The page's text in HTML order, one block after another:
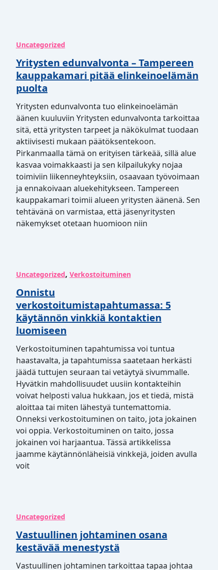
Uncategorized
Yritysten edunvalvonta – Tampereen
kauppakamari pitää elinkeinoelämän
puolta
Yritysten edunvalvonta tuo elinkeinoelämän
äänen kuuluviin Yritysten edunvalvonta tarkoittaa
sitä, että yritysten tarpeet ja näkökulmat tuodaan
aktiivisesti mukaan päätöksentekoon.
Pirkanmaalla tämä on erityisen tärkeää, sillä alue
kasvaa voimakkaasti ja sen kilpailukyky nojaa
toimiviin liikenneyhteyksiin, osaavaan työvoimaan
ja ennakoivaan aluekehitykseen. Tampereen
kauppakamari toimii alueen yritysten äänenä. Sen
tehtävänä on varmistaa, että jäsenyritysten
näkemykset otetaan huomioon niin
Uncategorized, Verkostoituminen
Onnistu
verkostoitumistapahtumassa: 5
käytännön vinkkiä kontaktien
luomiseen
Verkostoituminen tapahtumissa voi tuntua
haastavalta, ja tapahtumissa saatetaan herkästi
jäädä tuttujen seuraan tai vetäytyä sivummalle.
Hyvätkin mahdollisuudet uusiin kontakteihin
voivat helposti valua hukkaan, jos et tiedä, mistä
aloittaa tai miten lähestyä tuntemattomia.
Onneksi verkostoituminen on taito, jota jokainen
voi oppia. Verkostoituminen on taito, jossa
jokainen voi harjaantua. Tässä artikkelissa
jaamme käytännönläheisiä vinkkejä, joiden avulla
voit
Uncategorized
Vastuullinen johtaminen osana
kestävää menestystä
Vastuullinen johtaminen tarkoittaa tapaa johtaa